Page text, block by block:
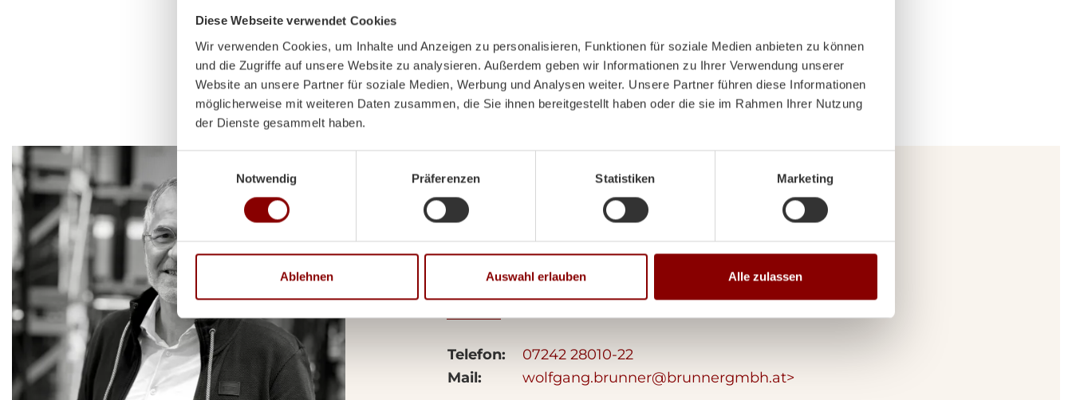
Diese Webseite verwendet Cookies
Wir verwenden Cookies, um Inhalte und Anzeigen zu personalisieren, Funktionen für soziale Medien anbieten zu können
und die Zugriffe auf unsere Website zu analysieren. Außerdem geben wir Informationen zu Ihrer Verwendung unserer
Website an unsere Partner für soziale Medien, Werbung und Analysen weiter. Unsere Partner führen diese Informationen
möglicherweise mit weiteren Daten zusammen, die Sie ihnen bereitgestellt haben oder die sie im Rahmen Ihrer Nutzung
der Dienste gesammelt haben.
Notwendig
Präferenzen Statistiken Marketing
Ablehnen Auswahl erlauben Alle zulassen
Ihr Ansprechpartner
Geschäftsführung
Telefon:
07242 28010-22
Mail:
wolfgang.brunner@brunnergmbh.at>